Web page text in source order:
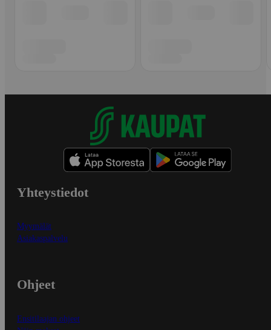
Yhteystiedot
Myymälät
Asiakaspalvelu
Ohjeet
Ensitilaajan ohjeet